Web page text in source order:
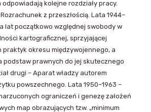
kolejne rozdziały pracy.
z przeszłością. Lata 1944–
lat początkowo względnej swobody w
kartograficznej, sprzyjającej
okresu międzywojennego, a
podstaw prawnych do jej skutecznego
drugi – Aparat władzy autorem
powszechnego. Lata 1950–1963 –
ograniczeń i genezę założeń
map obrazujących tzw. „minimum